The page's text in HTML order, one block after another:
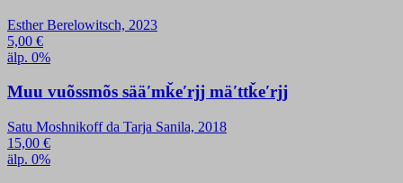
Esther Berelowitsch, 2023
5,00 €
älp. 0%
Muu vuõssmõs sääʹmǩeʹrjj mäʹttǩeʹrjj
Satu Moshnikoff da Tarja Sanila, 2018
15,00 €
älp. 0%